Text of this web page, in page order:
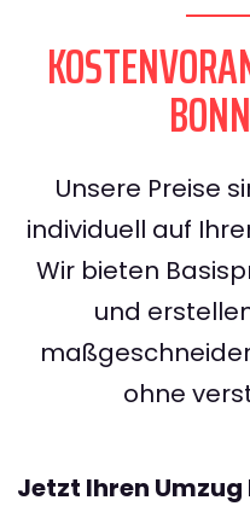
Unsere Preise
individuell auf
Wir bieten
und
ohne
Jetzt Ihren